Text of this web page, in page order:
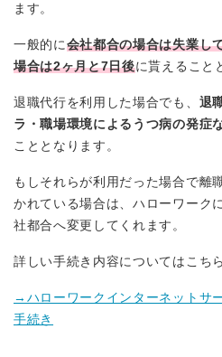
ます。
一般的に 会社都合の場合は失業し
場合は2ヶ月と7日後に貰えること
退職代行を利用した場合でも、 退
ラ・職場環境によるうつ病の発症
こととなります。
もしそれらが利用だった場合で離
かれている場合は、ハローワーク
社都合へ変更してくれます。
詳しい手続き内容についてはこち
→ハローワークインターネットサ
手続き